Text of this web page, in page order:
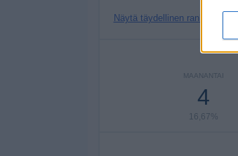
Näytä täydellinen ranking
MAANANTAI
4
16,67%